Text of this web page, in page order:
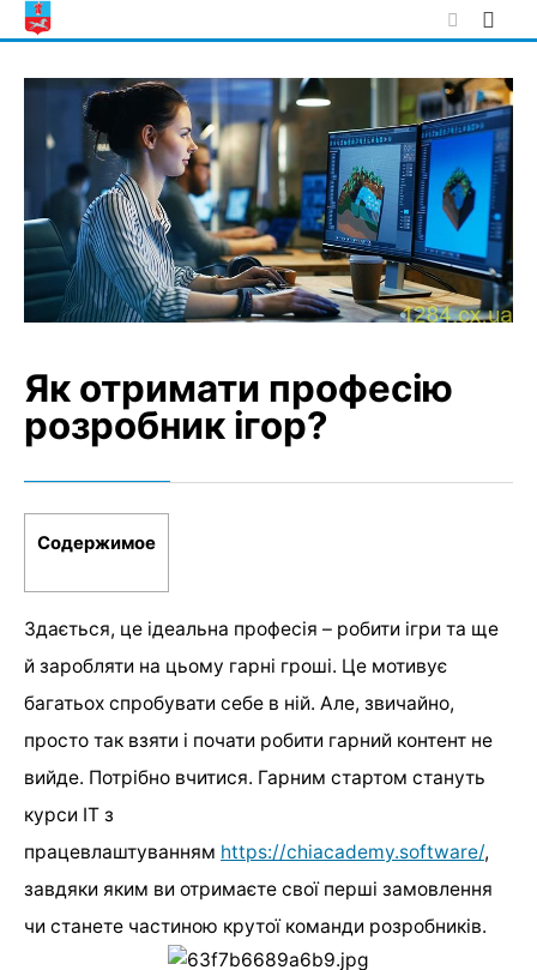
Skip
to
Як отримати професію
розробник ігор?
Содержимое
Здається, це ідеальна професія – робити ігри та ще
й заробляти на цьому гарні гроші. Це мотивує
багатьох спробувати себе в ній. Але, звичайно,
просто так взяти і почати робити гарний контент не
вийде. Потрібно вчитися. Гарним стартом стануть
курси IT з
працевлаштуванням https://chiacademy.software/,
завдяки яким ви отримаєте свої перші замовлення
чи станете частиною крутої команди розробників.